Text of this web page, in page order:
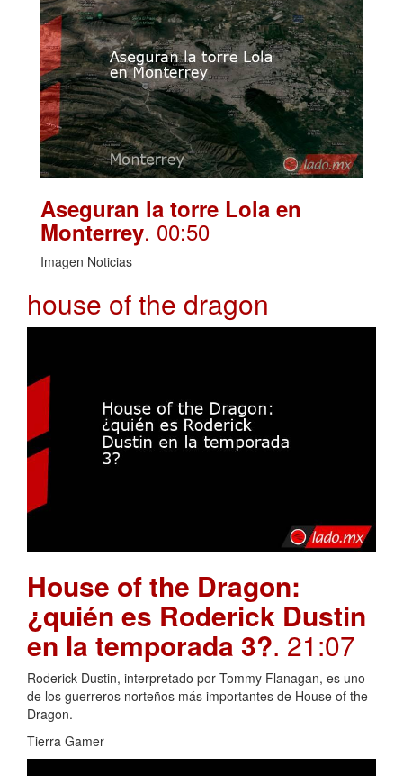
Aseguran la torre Lola en
Monterrey. 00:50
Imagen Noticias
house of the dragon
House of the Dragon:
¿quién es Roderick Dustin
en la temporada 3?. 21:07
Roderick Dustin, interpretado por Tommy Flanagan, es uno
de los guerreros norteños más importantes de House of the
Dragon.
Tierra Gamer